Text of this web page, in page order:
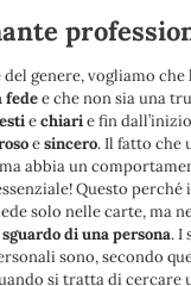
genere, vogliamo che
fedee che non sia una
echiarie fin
esincero. Il fatto che
abbia un
Questo
solo nelle carte, ma
di una persona. I
sono, secondo
si tratta di cercare